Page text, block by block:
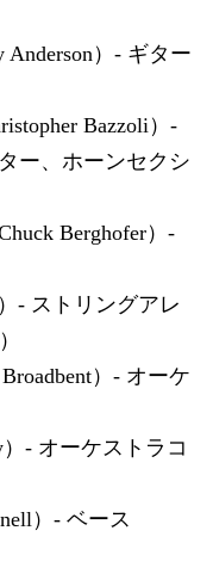
）- ギター
Bazzoli）-
ー、ホーンセクシ
Berghofer）-
- ストリングアレ
）- オーケ
- オーケストラコ
）- ベース